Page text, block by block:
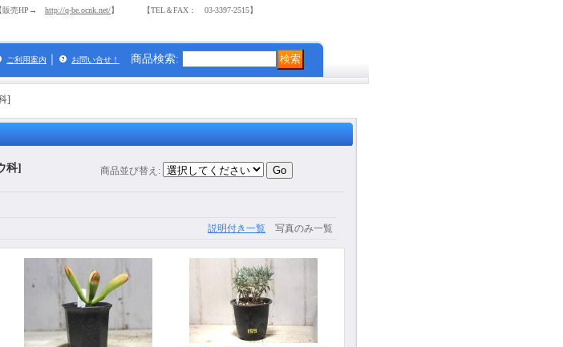
売HP→ http://q-be.ocnk.net/】 【TEL＆FAX： 03-3397-2515】
ご利用案内 お問い合せ！ 商品検索:
]
科] 商品並び替え :
説明付き一覧 写真のみ一覧